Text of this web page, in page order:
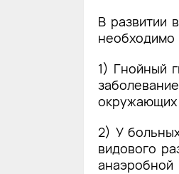
В развитии
необходимо
1) Гнойный
окружающих
2) У
видового